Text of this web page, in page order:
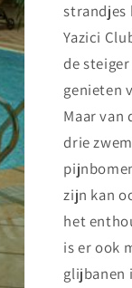
strandjes
Yazici
de
genieten
Maar van
drie
zijn kan
het
is er ook
glijbanen